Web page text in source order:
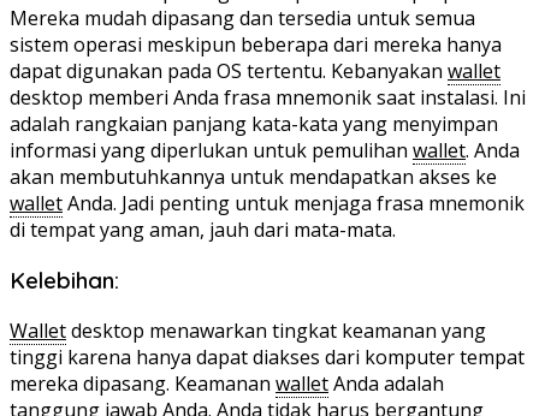
Mereka mudah dipasang dan tersedia untuk semua
sistem operasi meskipun beberapa dari mereka hanya
dapat digunakan pada OS tertentu. Kebanyakan wallet
desktop memberi Anda frasa mnemonik saat instalasi. Ini
adalah rangkaian panjang kata-kata yang menyimpan
informasi yang diperlukan untuk pemulihan wallet. Anda
akan membutuhkannya untuk mendapatkan akses ke
walletAnda. Jadi penting untuk menjaga frasa mnemonik
di tempat yang aman, jauh dari mata-mata.
Kelebihan:
Walletdesktop menawarkan tingkat keamanan yang
tinggi karena hanya dapat diakses dari komputer tempat
mereka dipasang. Keamanan walletAnda adalah
tanggung jawab Anda. Anda tidak harus bergantung